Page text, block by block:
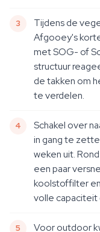
Tijdens de
Afgooey's
met SOG- of
structuur
de takken om
te verdelen.
Schakel over
in gang te
weken uit.
een paar
koolstoffilter
volle capaciteit
Voor outdoor